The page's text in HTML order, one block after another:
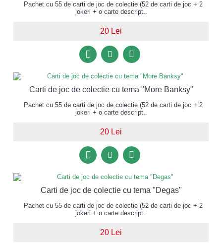
Pachet cu 55 de carti de joc de colectie (52 de carti de joc + 2
jokeri + o carte descript..
20 Lei
Carti de joc de colectie cu tema "More Banksy"
Pachet cu 55 de carti de joc de colectie (52 de carti de joc + 2
jokeri + o carte descript..
20 Lei
Carti de joc de colectie cu tema "Degas"
Pachet cu 55 de carti de joc de colectie (52 de carti de joc + 2
jokeri + o carte descript..
20 Lei